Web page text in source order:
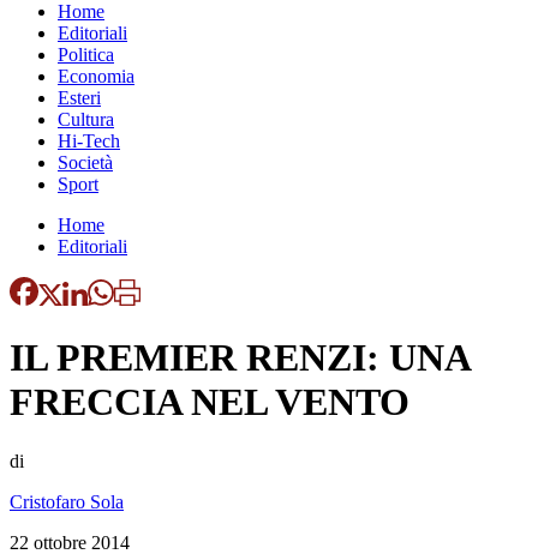
Home
Editoriali
Politica
Economia
Esteri
Cultura
Hi-Tech
Società
Sport
Home
Editoriali
IL PREMIER RENZI: UNA
FRECCIA NEL VENTO
di
Cristofaro Sola
22 ottobre 2014